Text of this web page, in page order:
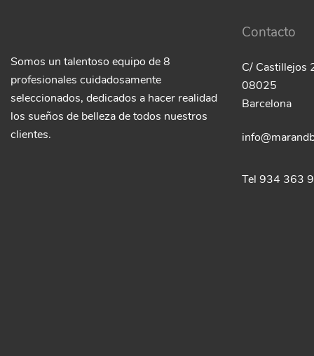
Somos un talentoso equipo de 8
profesionales cuidadosamente
seleccionados, dedicados a hacer realidad
los sueños de belleza de todos nuestros
clientes.
Contacto
C/ Castillejos
08025
Barcelona
Tel 934 363